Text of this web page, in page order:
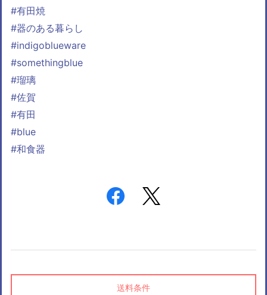
#有田焼
#器のある暮らし
#indigoblueware
#somethingblue
#瑠璃
#佐賀
#有田
#blue
#和食器
送料条件